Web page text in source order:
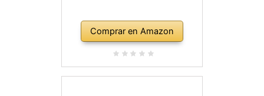
Comprar en Amazon